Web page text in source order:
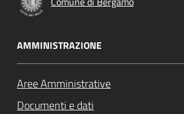
AMMINISTRAZIONE
Aree Amministrative
Documenti e dati